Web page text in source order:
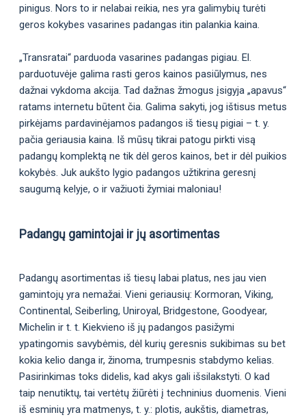
pinigus. Nors to ir nelabai reikia, nes yra galimybių turėti
geros kokybes vasarines padangas itin palankia kaina.
„Transratai“ parduoda vasarines padangas pigiau. El.
parduotuvėje galima rasti geros kainos pasiūlymus, nes
dažnai vykdoma akcija. Tad dažnas žmogus įsigyja „apavus“
ratams internetu būtent čia. Galima sakyti, jog ištisus metus
pirkėjams pardavinėjamos padangos iš tiesų pigiai – t. y.
pačia geriausia kaina. Iš mūsų tikrai patogu pirkti visą
padangų komplektą ne tik dėl geros kainos, bet ir dėl puikios
kokybės. Juk aukšto lygio padangos užtikrina geresnį
saugumą kelyje, o ir važiuoti žymiai maloniau!
Padangų gamintojai ir jų asortimentas
Padangų asortimentas iš tiesų labai platus, nes jau vien
gamintojų yra nemažai. Vieni geriausių: Kormoran, Viking,
Continental, Seiberling, Uniroyal, Bridgestone, Goodyear,
Michelin ir t. t. Kiekvieno iš jų padangos pasižymi
ypatingomis savybėmis, dėl kurių geresnis sukibimas su bet
kokia kelio danga ir, žinoma, trumpesnis stabdymo kelias.
Pasirinkimas toks didelis, kad akys gali išsilakstyti. O kad
taip nenutiktų, tai vertėtų žiūrėti į techninius duomenis. Vieni
iš esminių yra matmenys, t. y.: plotis, aukštis, diametras,